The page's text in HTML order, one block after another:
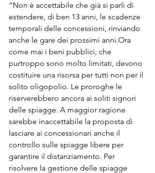
“Non è accettabile che già si parli di
estendere, di ben 13 anni, le scadenze
temporali delle concessioni, rinviando
anche le gare dei prossimi anni.Ora
come mai i beni pubblici, che
purtroppo sono molto limitati, devono
costituire una risorsa per tutti non per il
solito oligopolio. Le proroghe le
riserverebbero ancora ai soliti signori
delle spiagge. A maggior ragione
sarebbe inaccettabile la proposta di
lasciare ai concessionari anche il
controllo sulle spiagge libere per
garantire il distanziamento. Per
risolvere la gestione delle spiagge